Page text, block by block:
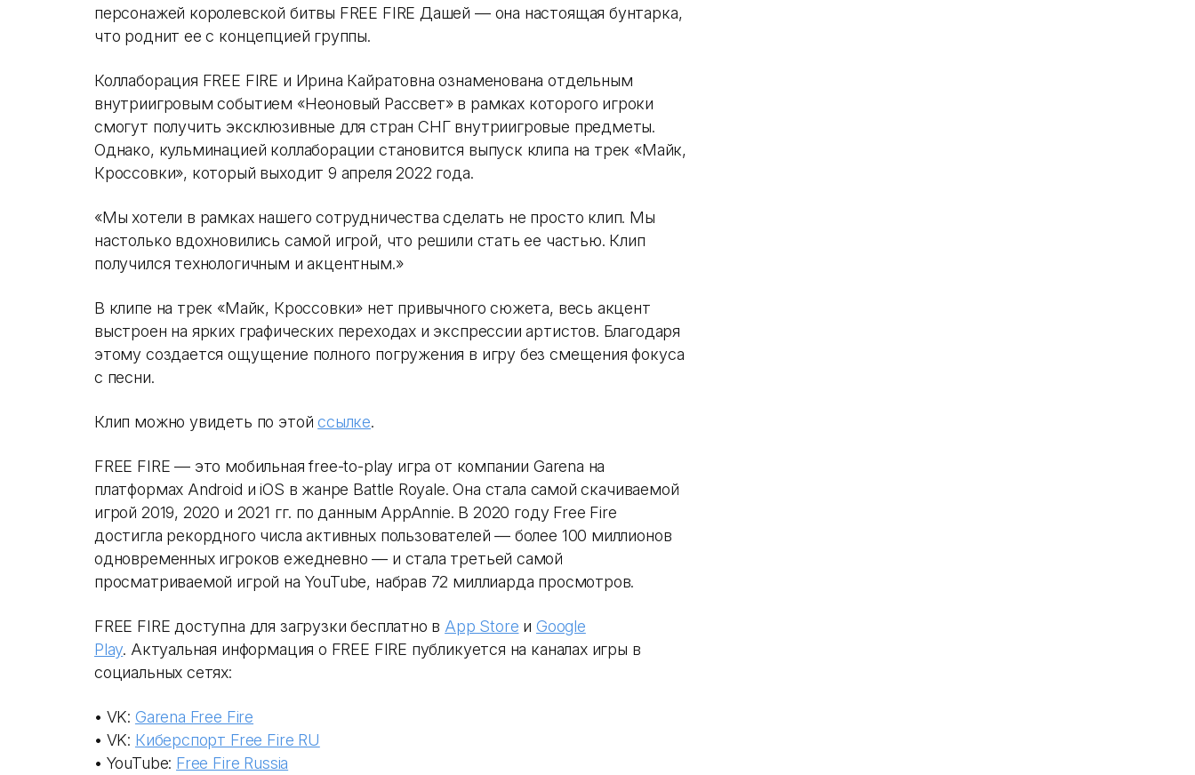
персонажей королевской битвы FREE FIRE Дашей — она настоящая бунтарка,
что роднит ее с концепцией группы.
Коллаборация FREE FIRE и Ирина Кайратовна ознаменована отдельным
внутриигровым событием «Неоновый Рассвет» в рамках которого игроки
смогут получить эксклюзивные для стран СНГ внутриигровые предметы.
Однако, кульминацией коллаборации становится выпуск клипа на трек «Майк,
Кроссовки», который выходит 9 апреля 2022 года.
«Мы хотели в рамках нашего сотрудничества сделать не просто клип. Мы
настолько вдохновились самой игрой, что решили стать ее частью. Клип
получился технологичным и акцентным.»
В клипе на трек «Майк, Кроссовки» нет привычного сюжета, весь акцент
выстроен на ярких графических переходах и экспрессии артистов. Благодаря
этому создается ощущение полного погружения в игру без смещения фокуса
с песни.
Клип можно увидеть по этойссылке.
FREE FIRE — это мобильная free-to-play игра от компании Garena на
платформах Android и iOS в жанре Battle Royale. Она стала самой скачиваемой
игрой 2019, 2020 и 2021 гг. по данным AppAnnie. В 2020 году Free Fire
достигла рекордного числа активных пользователей — более 100 миллионов
одновременных игроков ежедневно — и стала третьей самой
просматриваемой игрой на YouTube, набрав 72 миллиарда просмотров.
FREE FIRE доступна для загрузки бесплатно в App Store и Google
Play. Актуальная информация о FREE FIRE публикуется на каналах игры в
социальных сетях:
• VK: Garena Free Fire
• VK: Киберспорт Free Fire RU
• YouTube: Free Fire Russia